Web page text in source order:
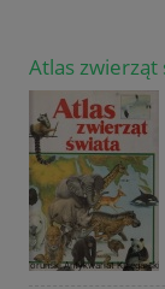
Atlas